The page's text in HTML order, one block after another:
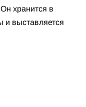
хранится в
и выставляется